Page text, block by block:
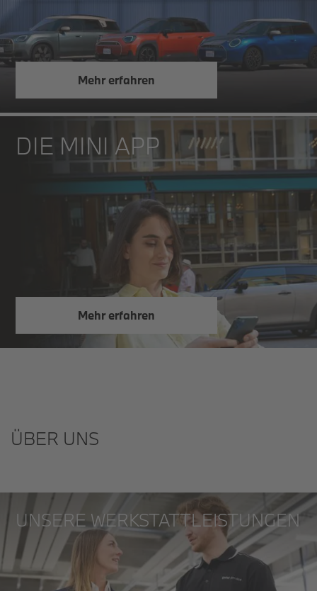
Mehr erfahren
DIE MINI APP
Mehr erfahren
ÜBER UNS
UNSERE WERKSTATTLEISTUNGEN